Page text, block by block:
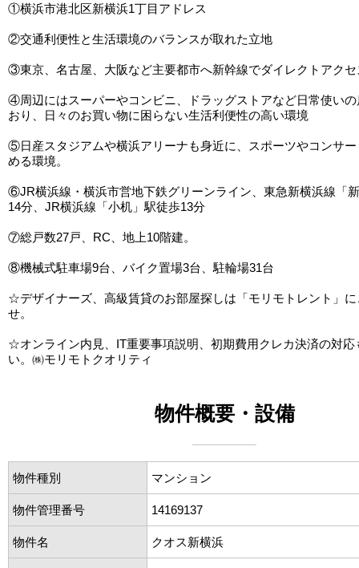
①横浜市港北区新横浜1丁目アドレス
②交通利便性と生活環境のバランスが取れた立地
③東京、名古屋、大阪など主要都市へ新幹線でダイレクトアクセ
④周辺にはスーパーやコンビニ、ドラッグストアなど日常使い
おり、日々のお買い物に困らない生活利便性の高い環境
⑤日産スタジアムや横浜アリーナも身近に、スポーツやコンサ
める環境。
⑥JR横浜線・横浜市営地下鉄グリーンライン、東急新横浜線「
14分、JR横浜線「小机」駅徒歩13分
⑦総戸数27戸、RC、地上10階建。
⑧機械式駐車場9台、バイク置場3台、駐輪場31台
☆デザイナーズ、高級賃貸のお部屋探しは「モリモトレント」
せ。
☆オンライン内見、IT重要事項説明、初期費用クレカ決済の対応
い。㈱モリモトクオリティ
物件概要・設備
物件種別 マンション
物件管理番号 14169137
物件名 クオス新横浜